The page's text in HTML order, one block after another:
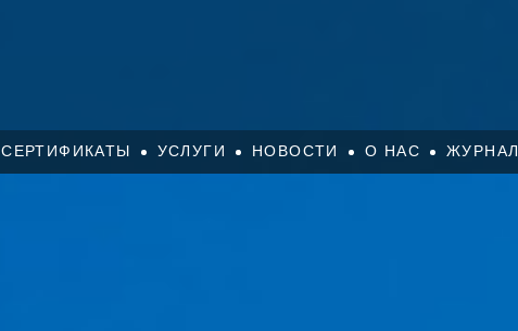
СЕРТИФИКАТЫ УСЛУГИ НОВОСТИ О НАС ЖУРНАЛ